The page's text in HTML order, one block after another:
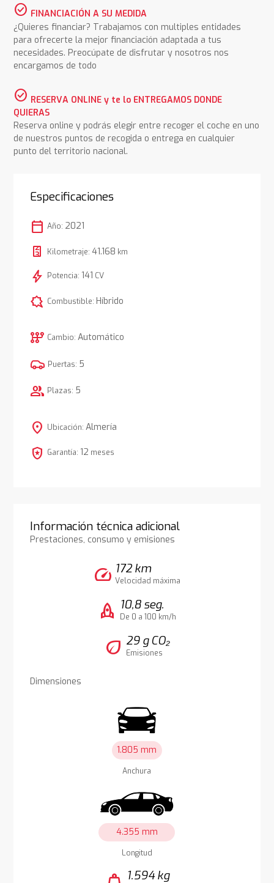
check_circle FINANCIACIÓN A SU MEDIDA
¿Quieres financiar? Trabajamos con multiples entidades
para ofrecerte la mejor financiación adaptada a tus
necesidades. Preocúpate de disfrutar y nosotros nos
encargamos de todo
check_circle RESERVA ONLINE y te lo ENTREGAMOS DONDE
QUIERAS
Reserva online y podrás elegir entre recoger el coche en uno
de nuestros puntos de recogida o entrega en cualquier
punto del territorio nacional.
Especificaciones
calendar_today Año: 2021
Kilometraje: 41.168 km
bolt Potencia: 141 CV
comic_bubble Combustible: Híbrido
auto_transmission Cambio: Automático
Puertas: 5
group Plazas: 5
location_on Ubicación: Almería
local_police Garantía: 12 meses
Información técnica adicional
Prestaciones, consumo y emisiones
speed 172 km
Velocidad máxima
rocket 10,8 seg.
De 0 a 100 km/h
eco 29 g CO₂
Emisiones
Dimensiones
1.805 mm
Anchura
4.355 mm
Longitud
1.594 kg